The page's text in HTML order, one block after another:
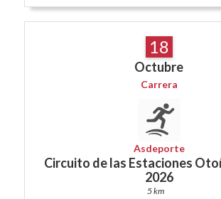
18
Octubre
Carrera
Asdeporte
Circuito de las Estaciones
2026
5 km